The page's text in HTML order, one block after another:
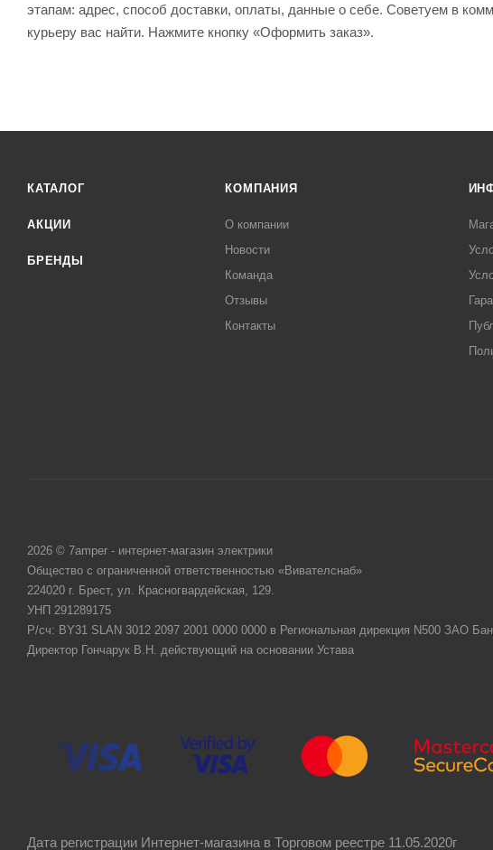
этапам: адрес, способ доставки, оплаты, данные о себе. Советуем в
курьеру вас найти. Нажмите кнопку «Оформить заказ».
КАТАЛОГ
АКЦИИ
БРЕНДЫ
КОМПАНИЯ
О компании
Новости
Команда
Отзывы
Контакты
2026 © 7amper - интернет-магазин электрики
Общество с ограниченной ответственностью «Вивателснаб»
224020 г. Брест, ул. Красногвардейская, 129.
УНП 291289175
Р/сч: BY31 SLAN 3012 2097 2001 0000 0000 в Региональная дирекция N500 ЗАО
Директор Гончарук В.Н. действующий на основании Устава
Дата регистрации Интернет-магазина в Торговом реестре 11.05.2020г